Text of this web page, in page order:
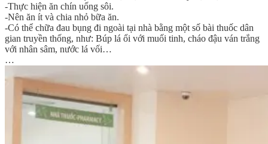
-Thực hiện ăn chín uống sôi.
-Nên ăn ít và chia nhỏ bữa ăn.
-Có thể chữa đau bụng đi ngoài tại nhà bằng một số bài thuốc dân
gian truyền thống, như: Búp lá ổi với muối tinh, cháo đậu ván trắng
với nhân sâm, nước lá vối…
…